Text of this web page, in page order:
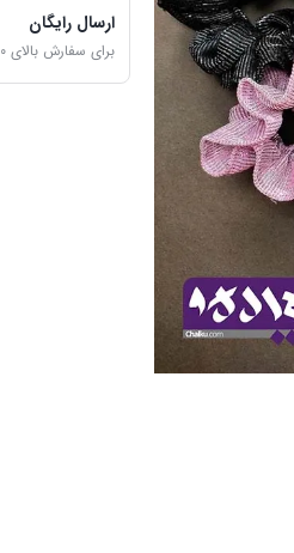
ارسال رایگان
برای سفارش بالای ۶۰۰ هزار تومان